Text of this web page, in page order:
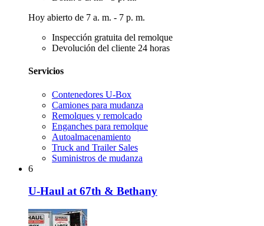
Hoy abierto de 7 a. m. - 7 p. m.
Inspección gratuita del remolque
Devolución del cliente 24 horas
Servicios
Contenedores U-Box
Camiones para mudanza
Remolques y remolcado
Enganches para remolque
Autoalmacenamiento
Truck and Trailer Sales
Suministros de mudanza
6
U-Haul at 67th & Bethany